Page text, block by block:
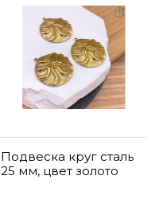
Подвеска круг сталь
25 мм, цвет золото